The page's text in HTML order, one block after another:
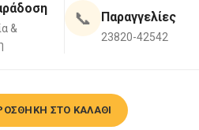
&
📞 Παραγγελίες
23820-42542
Multi Primer Λευκό 2.5L ποσότητα
ΣΤΟ ΚΑΛΆΘΙ